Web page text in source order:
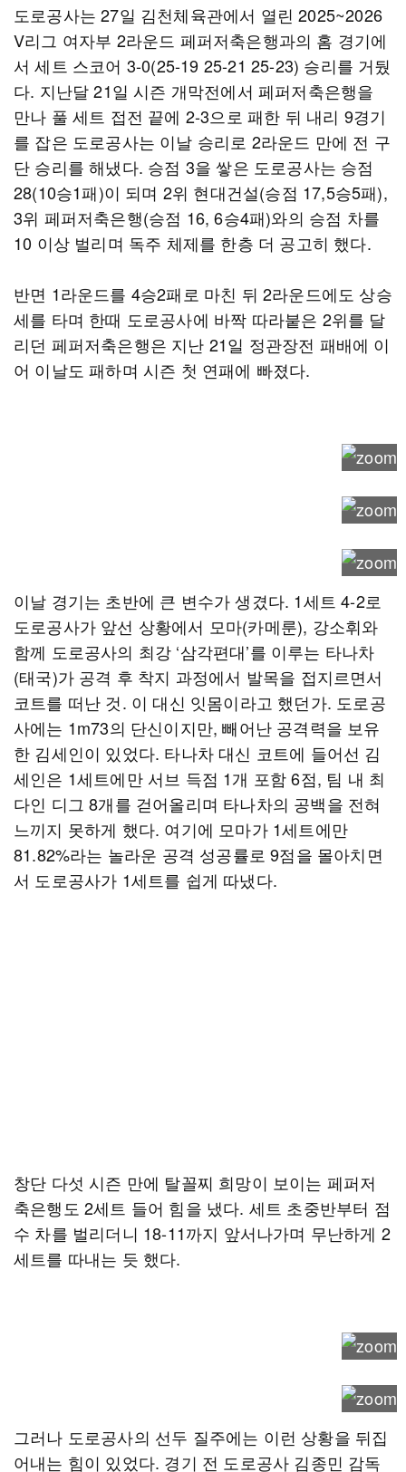
도로공사는 27일 김천체육관에서 열린 2025~2026
V리그 여자부 2라운드 페퍼저축은행과의 홈 경기에
서 세트 스코어 3-0(25-19 25-21 25-23) 승리를 거뒀
다. 지난달 21일 시즌 개막전에서 페퍼저축은행을
만나 풀 세트 접전 끝에 2-3으로 패한 뒤 내리 9경기
를 잡은 도로공사는 이날 승리로 2라운드 만에 전 구
단 승리를 해냈다. 승점 3을 쌓은 도로공사는 승점
28(10승1패)이 되며 2위 현대건설(승점 17,5승5패),
3위 페퍼저축은행(승점 16, 6승4패)와의 승점 차를
10 이상 벌리며 독주 체제를 한층 더 공고히 했다.
반면 1라운드를 4승2패로 마친 뒤 2라운드에도 상승
세를 타며 한때 도로공사에 바짝 따라붙은 2위를 달
리던 페퍼저축은행은 지난 21일 정관장전 패배에 이
어 이날도 패하며 시즌 첫 연패에 빠졌다.
이날 경기는 초반에 큰 변수가 생겼다. 1세트 4-2로
도로공사가 앞선 상황에서 모마(카메룬), 강소휘와
함께 도로공사의 최강 ‘삼각편대’를 이루는 타나차
(태국)가 공격 후 착지 과정에서 발목을 접지르면서
코트를 떠난 것. 이 대신 잇몸이라고 했던가. 도로공
사에는 1m73의 단신이지만, 빼어난 공격력을 보유
한 김세인이 있었다. 타나차 대신 코트에 들어선 김
세인은 1세트에만 서브 득점 1개 포함 6점, 팀 내 최
다인 디그 8개를 걷어올리며 타나차의 공백을 전혀
느끼지 못하게 했다. 여기에 모마가 1세트에만
81.82%라는 놀라운 공격 성공률로 9점을 몰아치면
서 도로공사가 1세트를 쉽게 따냈다.
창단 다섯 시즌 만에 탈꼴찌 희망이 보이는 페퍼저
축은행도 2세트 들어 힘을 냈다. 세트 초중반부터 점
수 차를 벌리더니 18-11까지 앞서나가며 무난하게 2
세트를 따내는 듯 했다.
그러나 도로공사의 선두 질주에는 이런 상황을 뒤집
어내는 힘이 있었다. 경기 전 도로공사 김종민 감독